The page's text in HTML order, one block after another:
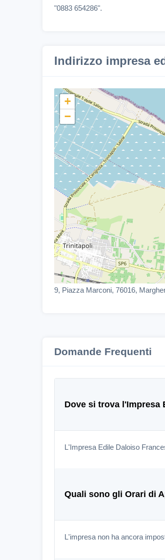
"0883 654286".
Indirizzo impresa
+
−
9, Piazza Marconi, 76016,
Domande Frequenti
Dove si trova l'Impresa
L'Impresa Edile Daloiso
Quali sono gli Orari di
L'impresa non ha ancora